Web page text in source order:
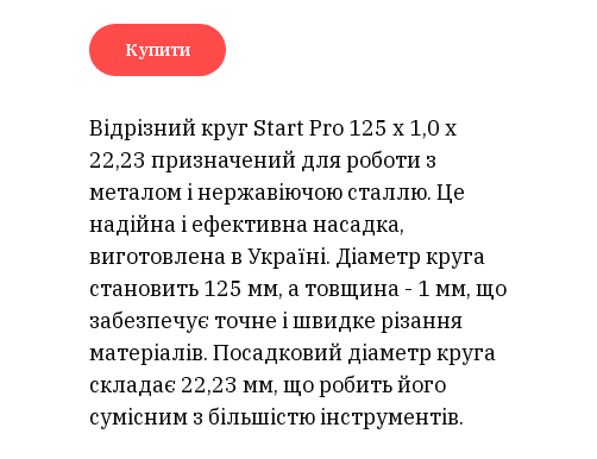
Купити
Відрізний круг Start Pro 125 x 1,0 x
22,23 призначений для роботи з
металом і нержавіючою сталлю. Це
надійна і ефективна насадка,
виготовлена в Україні. Діаметр круга
становить 125 мм, а товщина - 1 мм, що
забезпечує точне і швидке різання
матеріалів. Посадковий діаметр круга
складає 22,23 мм, що робить його
сумісним з більшістю інструментів.